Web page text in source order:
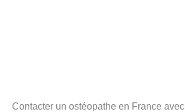
Contacter un ostéopathe en France avec